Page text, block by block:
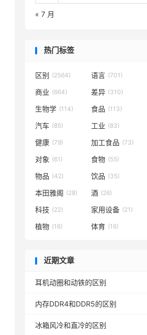
« 7 月
热门标签
区别 (2564) 语言 (701)
商业 (664) 差异 (310)
生物学 (114) 食品 (113)
汽车 (85) 工业 (83)
健康 (79) 加工食品 (73)
对象 (61) 食物 (55)
物品 (42) 饮品 (35)
本田雅阁 (28) 酒 (26)
科技 (22) 家用设备 (21)
植物 (16) 体育 (16)
近期文章
耳机动圈和动铁的区别
内存DDR4和DDR5的区别
冰箱风冷和直冷的区别